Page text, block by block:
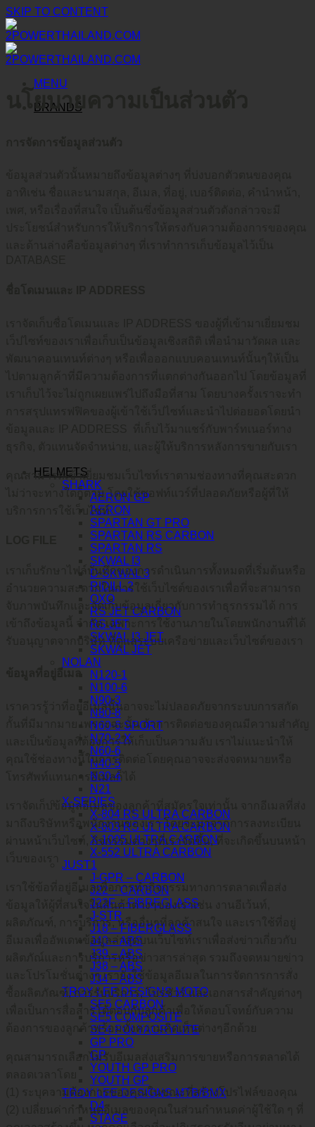
SKIP TO CONTENT
MENU
BRANDS
HELMETS
SHARK
AERON GP
AERON
SPARTAN GT PRO
SPARTAN RS CARBON
SPARTAN RS
SKWAL I3
D-SKWAL 3
RIDILL 2
OXO
RS JET CARBON
RS JET
SKWAL I3 JET
SKWAL JET
NOLAN
N120-1
N100-6
N90-3
N80-8
N60-6 SPORT
N70-2 X
N60-6
N40-5
N30-4
N21
X-SERIES
X-804 RS ULTRA CARBON
X-803 RS ULTRA CARBON
X-1005 ULTRA CARBON
X-552 ULTRA CARBON
JUST1
J-GPR – CARBON
J22 – CARBON
J22F – FIBREGLASS
J-STR
J18 – FIBERGLASS
J40 – ABS
J39 – ABS
J38 – ABS
J34 – ABS
TROY LEE DESIGNS MOTO
SE5 CARBON
SE5 COMPOSITE
SE4 POLYACRYLITE
GP PRO
GP
YOUTH GP PRO
YOUTH GP
TROY LEE DESIGNS MTB/BMX
D4
STAGE
นโยบายความเป็นส่วนตัว
คุณสามารถเข้าเยี่ยมชมเว็บไซท์เราตามช่องทางที่คุณสะดวก
ไม่ว่าจะทางใดก็ตาม โดยใช้ซอฟท์แวร์ที่ปลอดภัยหรือผู้ที่ให้
บริการการใช้เว็บไซท์
เราเก็บรักษาไฟล์บันทึกของการดำเนินการทั้งหมดที่เริ่มต้นหรือ
อำนวยความสะดวกในการใช้เว็บไซต์ของเราเพื่อที่จะสามารถ
จับภาพบันทึกและจัดเก็บข้อมูลเกี่ยวกับการทำธุรกรรมได้ การ
เข้าถึงข้อมูลนี้ จำกัด เฉพาะการใช้งานภายในโดยพนักงานที่ได้
รับอนุญาตจากบริษัท ที่ดูแลระบบเครือข่ายและเว็บไซต์ของเรา
เราควรรู้ว่าที่อยู่อีเมลนั้นอาจจะไม่ปลอดภัยจากระบบการสกัด
กั้นที่มีมากมาย เพราะฉะนั้น ถ้าการติดต่อของคุณมีความสำคัญ
และเป็นข้อมูลที่ต้องการให้เก็บเป็นความลับ เราไม่แนะนำให้
คุณใช้ช่องทางนี้ในการติดต่อโดยคุณอาจจะส่งจดหมายหรือ
โทรศัพท์แทนการอีเมลก็ได้
เราจัดเก็บข้อมูลอีเมลของลูกค้าที่สมัครใจเท่านั้น จากอีเมลที่ส่ง
มาถึงบริษัทหรือพนักงานของเรา โดยจะมาจากการลงทะเบียน
ผ่านหน้าเว็บไซท์, กิจกรรมต่างๆที่เราจัดขึ้น, ที่จะเกิดขึ้นบนหน้า
เราใช้ข้อที่อยู่อีเมลเพื่อการทำกิจกรรมทางการตลาดเพื่อส่ง
ข้อมูลให้ผู้ที่สนใจในสินค้าต่างๆของเราเช่น งานอีเว้นท์,
ผลิตภัณฑ์, การบริการ, หรืออื่นๆที่ลูกค้าสนใจ และเราใช้ที่อยู่
อีเมลเพื่ออัพเดทข้อมูลล่าสุดบนเว็บไซท์เราเพื่อส่งข่าวเกี่ยวกับ
ผลิตภัณ์และการบริการหรือข่าวสารล่าสุด รวมถึงจดหมายข่าว
และโปรโมชั่นต่างๆ เรายังใช้ข้อมูลอีเมลในการจัดการการสั่ง
ซื้อผลิตภัณฑ์, การรับบริการ, โบรชัวร์ และเอกสารสำคัญต่างๆ
เพื่อเป็นการสื่อสารโต้ตอบกับลูกค้าเพื่อให้ตอบโจทย์กับความ
ต้องการของลูกค้าพร้อมทั้งความคิดเห็นต่างๆอีกด้วย
คุณสามารถเลือกไม่รับอีเมลส่งเสริมการขายหรือการตลาดได้
(1) ระบุความต้องการของคุณในขณะที่สร้างโปรไฟล์ของคุณ
(2) เปลี่ยนค่ากำหนดอีเมลของคุณในส่วนกำหนดค่าผู้ใช้ใด ๆ ที่